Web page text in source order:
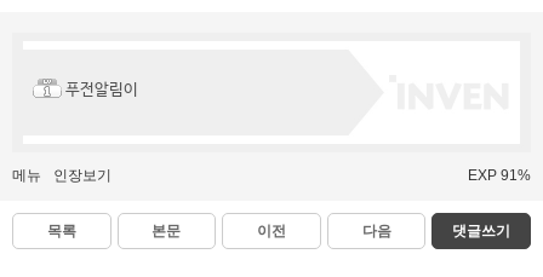
푸전알림이
메뉴 인장보기 EXP 91%
목록 본문 이전 다음 댓글쓰기